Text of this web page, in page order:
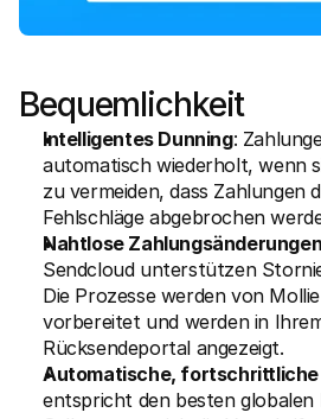
Bequemlichkeit
Intelligentes Dunning:
automatisch wiederholt, wenn
zu vermeiden, dass Zahlungen
Fehlschläge abgebrochen
Nahtlose Zahlungsänderungen
Sendcloud unterstützen
Die Prozesse werden von
vorbereitet und werden in
Rücksendeportal angezeigt.
Automatische, fortschrittliche
entspricht den besten globalen